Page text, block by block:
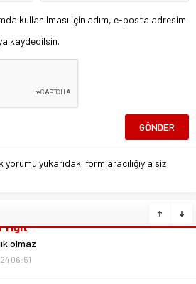
kullanılması için adım, e-posta adresim
kaydedilsin.
yorumu yukarıdaki form aracılığıyla siz
– Rahat